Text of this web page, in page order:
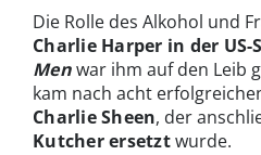
Die Rolle des Alkohol und
Charlie Harper in der US-
Menwar ihm auf den Leib
kam nach acht
Charlie Sheen, der
Kutcher ersetztwurde.